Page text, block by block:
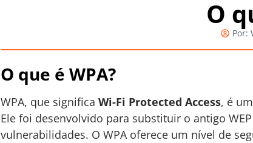
O
Por:
O que é WPA?
WPA, que significa Wi-Fi Protected Access, é
Ele foi desenvolvido para substituir o antigo
vulnerabilidades. O WPA oferece um nível de